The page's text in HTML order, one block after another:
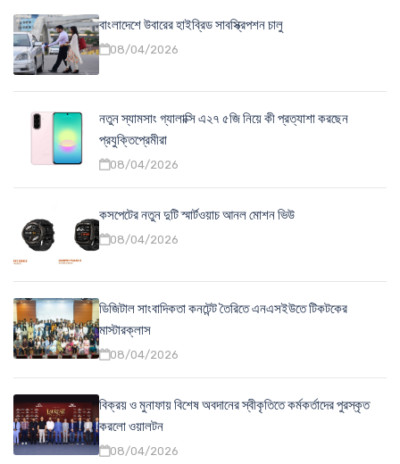
বাংলাদেশে উবারের হাইব্রিড সাবস্ক্রিপশন চালু
08/04/2026
নতুন স্যামসাং গ্যালাক্সি এ২৭ ৫জি নিয়ে কী প্রত্যাশা করছেন
প্রযুক্তিপ্রেমীরা
08/04/2026
কসপেটের নতুন দুটি স্মার্টওয়াচ আনল মোশন ভিউ
08/04/2026
ডিজিটাল সাংবাদিকতা কনটেন্ট তৈরিতে এনএসইউতে টিকটকের
মাস্টারক্লাস
08/04/2026
বিক্রয় ও মুনাফায় বিশেষ অবদানের স্বীকৃতিতে কর্মকর্তাদের পুরস্কৃত
করলো ওয়ালটন
08/04/2026